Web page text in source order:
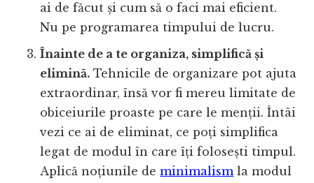
ai de făcut și cum să o faci mai eficient.
Nu pe programarea timpului de lucru.
Înainte de a te organiza, simplifică și
elimină. Tehnicile de organizare pot ajuta
extraordinar, însă vor fi mereu limitate de
obiceiurile proaste pe care le menții. Întâi
vezi ce ai de eliminat, ce poți simplifica
legat de modul în care îți folosești timpul.
Aplică noțiunile deminimalismla modul